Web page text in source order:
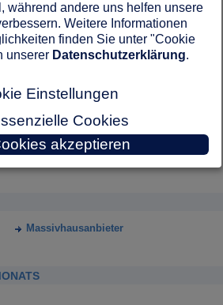
Massivhausanbieter
während andere uns helfen unsere
Weitere Informationen
finden Sie unter "Cookie
unserer Datenschutzerklärung.
Einstellungen
Cookies
akzeptieren